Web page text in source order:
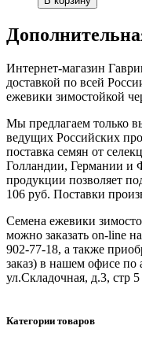
Интернет-магазин
доставкой по всей
ежевики зимостойкой
Мы предлагаем только
ведущих Российских
поставка семян от
Голландии, Германии и
продукции позволяет
106 руб. Поставки
Семена ежевики
можно заказать on-line
902-77-18, а также
заказ) в нашем офисе по
ул.Складочная, д.3, стр 5
Категории товаров